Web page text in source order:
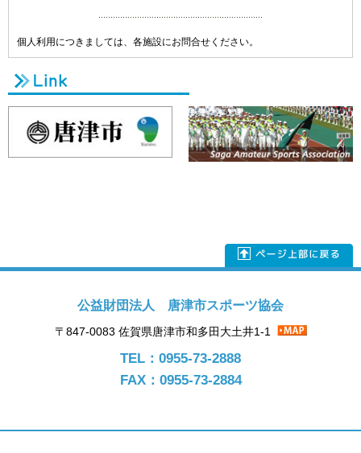
個人利用につきましては、各施設にお問合せください。
公益財団法人 唐津市スポーツ協会
〒847-0083 佐賀県唐津市和多田大土井1-1
TEL：0955-73-2888
FAX：0955-73-2884